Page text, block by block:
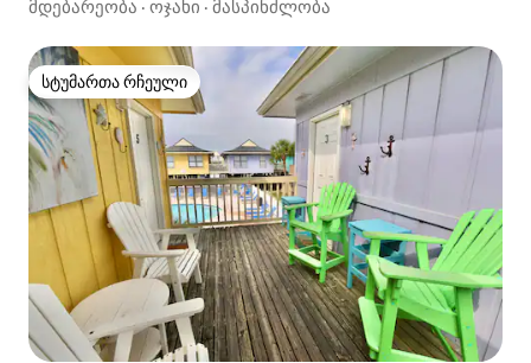
მდებარეობა · ოჯახი · მასპინძლობა
სტუმართა რჩეული
სტუმართა რჩეული